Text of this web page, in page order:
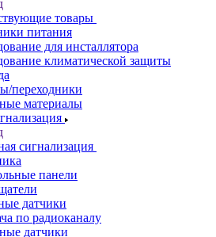
товары
питания
для инсталлятора
климатической защиты
переходники
материалы
сигнализация
панели
датчики
по радиоканалу
датчики